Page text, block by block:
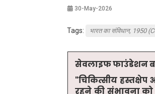
30-May-2026
Tags: भारत का संविधान, 1950
सेवलाइफ फाउंडेशन
"चिकित्सीय
रहने की संभावना